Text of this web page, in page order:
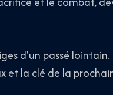
d'un passé
et la clé de la